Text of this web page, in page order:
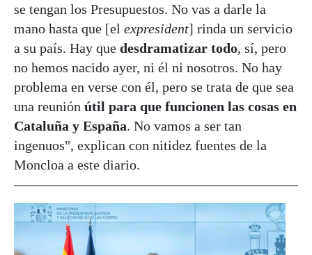
se tengan los Presupuestos. No vas a darle la
mano hasta que [el expresident] rinda un servicio
a su país. Hay que desdramatizar todo, sí, pero
no hemos nacido ayer, ni él ni nosotros. No hay
problema en verse con él, pero se trata de que sea
una reunión útil para que funcionen las cosas en
Cataluña y España. No vamos a ser tan
ingenuos", explican con nitidez fuentes de la
Moncloa a este diario.